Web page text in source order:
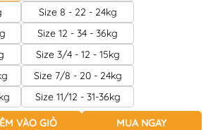
Size 8 - 22 - 24kg
Size 12 - 34 - 36kg
Size 3/4 - 12 - 15kg
Size 7/8 - 20 - 24kg
Size 11/12 - 31-36kg
VÀO GIỎ MUA NGAY